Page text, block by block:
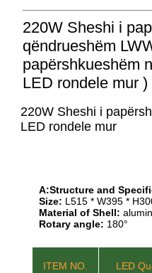
220W Sheshi i
qëndrueshëm
papërshkueshëm
LED rondele mur )
220W Sheshi i
LED rondele mur
A:Structure and
Size: L515 * W395 *
Material of Shell:
Rotary angle: 180°
ITEM NO. LED